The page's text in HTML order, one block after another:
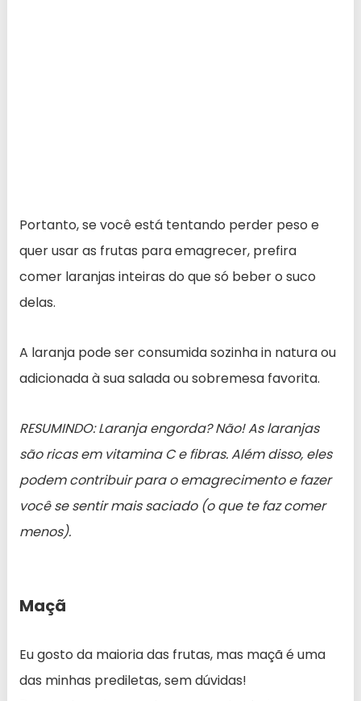
Portanto, se você está tentando perder peso e
quer usar as frutas para emagrecer, prefira
comer laranjas inteiras do que só beber o suco
delas.
A laranja pode ser consumida sozinha in natura ou
adicionada à sua salada ou sobremesa favorita.
RESUMINDO: Laranja engorda? Não! As laranjas
são ricas em vitamina C e fibras. Além disso, eles
podem contribuir para o emagrecimento e fazer
você se sentir mais saciado (o que te faz comer
menos).
Maçã
Eu gosto da maioria das frutas, mas maçã é uma
das minhas prediletas, sem dúvidas!